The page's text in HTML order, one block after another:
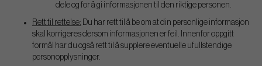
dele og for å gi informasjonen til den riktige personen.
Rett til rettelse: Du har rett til å be om at din personlige informasjon
skal korrigeres dersom informasjonen er feil. Innenfor oppgitt
formål har du også rett til å supplere eventuelle ufullstendige
personopplysninger.